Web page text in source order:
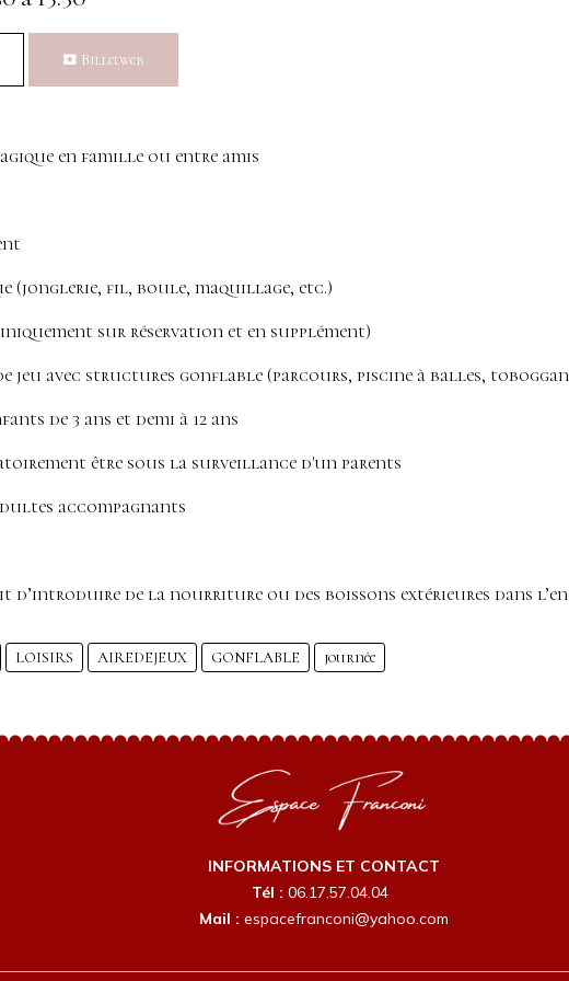
Billetweb
en famille ou entre amis
(jonglerie, fil, boule, maquillage, etc.)
sur réservation et en supplément)
de jeu avec structures gonflable (parcours, piscine à balles,
de 3 ans et demi à 12 ans
être sous la surveillance d'un parents
accompagnants
de la nourriture ou des boissons extérieures dans
LOISIRS AIREDEJEUX GONFLABLE journée
INFORMATIONS ET CONTACT
Tél : 06.17.57.04.04
Mail : espacefranconi@yahoo.com